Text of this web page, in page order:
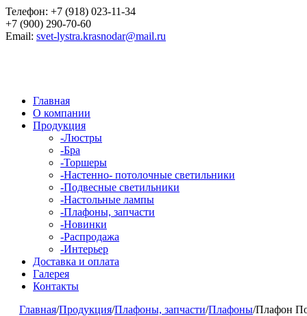
Телефон: +7 (918) 023-11-34
+7 (900) 290-70-60
Email: svet-lystra.krasnodar@mail.ru
Главная
О компании
Продукция
-Люстры
-Бра
-Торшеры
-Настенно- потолочные светильники
-Подвесные светильники
-Настольные лампы
-Плафоны, запчасти
-Новинки
-Распродажа
-Интерьер
Доставка и оплата
Галерея
Контакты
Главная/Продукция/Плафоны, запчасти/Плафоны/Плафон